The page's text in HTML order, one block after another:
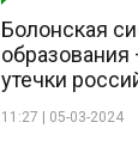
Болонская
утечки
11:27 | 05-03-2024